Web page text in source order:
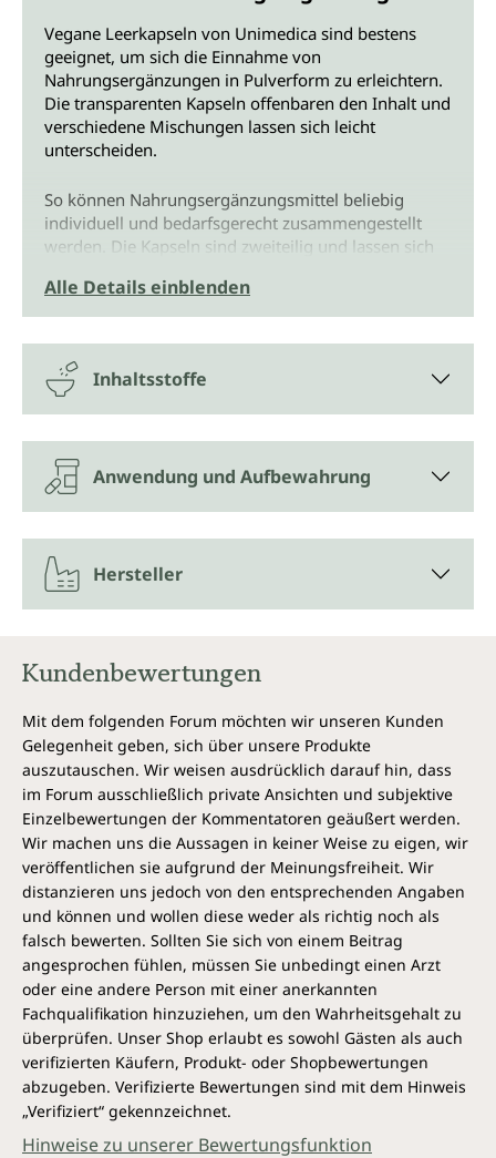
Vegane Leerkapseln von Unimedica sind bestens
geeignet, um sich die Einnahme von
Nahrungsergänzungen in Pulverform zu erleichtern.
Die transparenten Kapseln offenbaren den Inhalt und
verschiedene Mischungen lassen sich leicht
unterscheiden.
So können Nahrungsergänzungsmittel beliebig
individuell und bedarfsgerecht zusammengestellt
werden. Die Kapseln sind zweiteilig und lassen sich
Inhaltsstoffen befüllen. Am besten mit Spatel oder
Kapselmaschine.
Selbstbefüllen spart Geld
Vegane Leerkapseln von Unimedica sparen
können Pulver in größeren Gebinden zu günstigeren
Preisen erworben und selbst abgefüllt werden.
Pulver auf. Sie sind klein genug für ein angenehmes
Schlucken. Die Kapseln bestehen aus
Hydroxypropylmethylcellulose (Kapselhülle
Ernährung geeignet.
Vegan und ohne unerwünschte
Zusatzstoffe
Vegane Kapselhülle aus reiner pflanzlicher Cellulose
(HPMC), frei von Carrageen und PEG. Leerkapseln
von Unimedica sind, entsprechend gesetzlichen
Vorgaben, frei von Zusätzen wie Farbstoffen,
Stabilisatoren, Konservierungsstoffen, Trennmitteln
wie Magnesiumstearat sowie ohne Gentechnik,
laktosefrei, glutenfrei und vegan.
Alle Details einblenden
Inhaltsstoffe
Anwendung und Aufbewahrung
Hersteller
Kundenbewertungen
Mit dem folgenden Forum möchten wir unseren Kunden
Gelegenheit geben, sich über unsere Produkte
auszutauschen. Wir weisen ausdrücklich darauf hin, dass
im Forum ausschließlich private Ansichten und subjektive
Einzelbewertungen der Kommentatoren geäußert werden.
Wir machen uns die Aussagen in keiner Weise zu eigen, wir
veröffentlichen sie aufgrund der Meinungsfreiheit. Wir
distanzieren uns jedoch von den entsprechenden Angaben
und können und wollen diese weder als richtig noch als
falsch bewerten. Sollten Sie sich von einem Beitrag
angesprochen fühlen, müssen Sie unbedingt einen Arzt
oder eine andere Person mit einer anerkannten
Fachqualifikation hinzuziehen, um den Wahrheitsgehalt zu
überprüfen. Unser Shop erlaubt es sowohl Gästen als auch
verifizierten Käufern, Produkt- oder Shopbewertungen
abzugeben. Verifizierte Bewertungen sind mit dem Hinweis
„Verifiziert“ gekennzeichnet.
Hinweise zu unserer Bewertungsfunktion